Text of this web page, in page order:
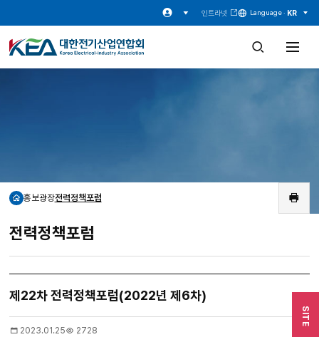
SITE
인트라넷 Language · KR
검
전
홈홍보광장전력정책포럼
인
쇄
전력정책포럼
제22차 전력정책포럼(2022년 제6차)
2023.01.25 2728